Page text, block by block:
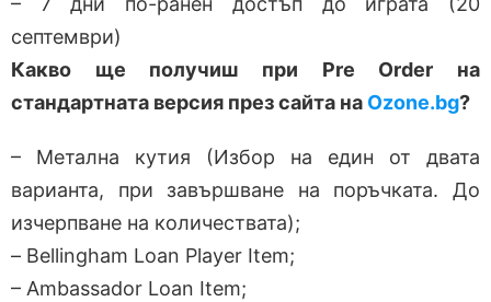
септември)
Какво ще получиш при Pre Order на
стандартната версия през сайта на Ozone.bg?
– Метална кутия (Избор на един от двата
варианта, при завършване на поръчката. До
изчерпване на количествата);
– Bellingham Loan Player Item;
– Ambassador Loan Item;